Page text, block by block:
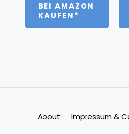
BEI AMAZON
KAUFEN*
About Impressum &